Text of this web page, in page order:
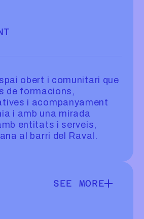
obert i comunitari que
de formacions,
i acompanyament
i amb una mirada
entitats i serveis,
al barri del Raval.
SEE MORE
SEE MORE